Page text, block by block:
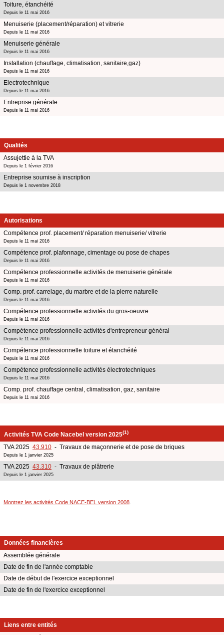
Toiture, étanchéité
Depuis le 11 mai 2016
Menuiserie (placement/réparation) et vitrerie
Depuis le 11 mai 2016
Menuiserie générale
Depuis le 11 mai 2016
Installation (chauffage, climatisation, sanitaire,gaz)
Depuis le 11 mai 2016
Electrotechnique
Depuis le 11 mai 2016
Entreprise générale
Depuis le 11 mai 2016
Qualités
Assujettie à la TVA
Depuis le 1 février 2016
Entreprise soumise à inscription
Depuis le 1 novembre 2018
Autorisations
Compétence prof. placement/ réparation menuiserie/ vitrerie
Depuis le 11 mai 2016
Compétence prof. plafonnage, cimentage ou pose de chapes
Depuis le 11 mai 2016
Compétence professionnelle activités de menuiserie générale
Depuis le 11 mai 2016
Comp. prof. carrelage, du marbre et de la pierre naturelle
Depuis le 11 mai 2016
Compétence professionnelle activités du gros-oeuvre
Depuis le 11 mai 2016
Compétence professionnelle activités d'entrepreneur général
Depuis le 11 mai 2016
Compétence professionnelle toiture et étanchéité
Depuis le 11 mai 2016
Compétence professionnelle activités électrotechniques
Depuis le 11 mai 2016
Comp. prof. chauffage central, climatisation, gaz, sanitaire
Depuis le 11 mai 2016
Activités TVA Code Nacebel version 2025(1)
TVA 2025 43.910 - Travaux de maçonnerie et de pose de briques
Depuis le 1 janvier 2025
TVA 2025 43.310 - Travaux de plâtrerie
Depuis le 1 janvier 2025
Montrez les activités Code NACE-BEL version 2008
Données financières
Assemblée générale
Date de fin de l'année comptable
Date de début de l'exercice exceptionnel
Date de fin de l'exercice exceptionnel
Liens entre entités